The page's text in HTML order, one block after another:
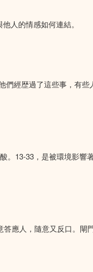
人的情感如何連結。
經歴過了這些事，有些
。13-33，是被環境影響
應人，隨意又反口。閘